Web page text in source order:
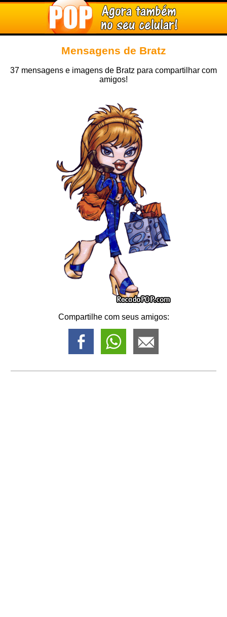
Mensagens de Bratz
37 mensagens e imagens de Bratz para compartilhar com
amigos!
Compartilhe com seus amigos: